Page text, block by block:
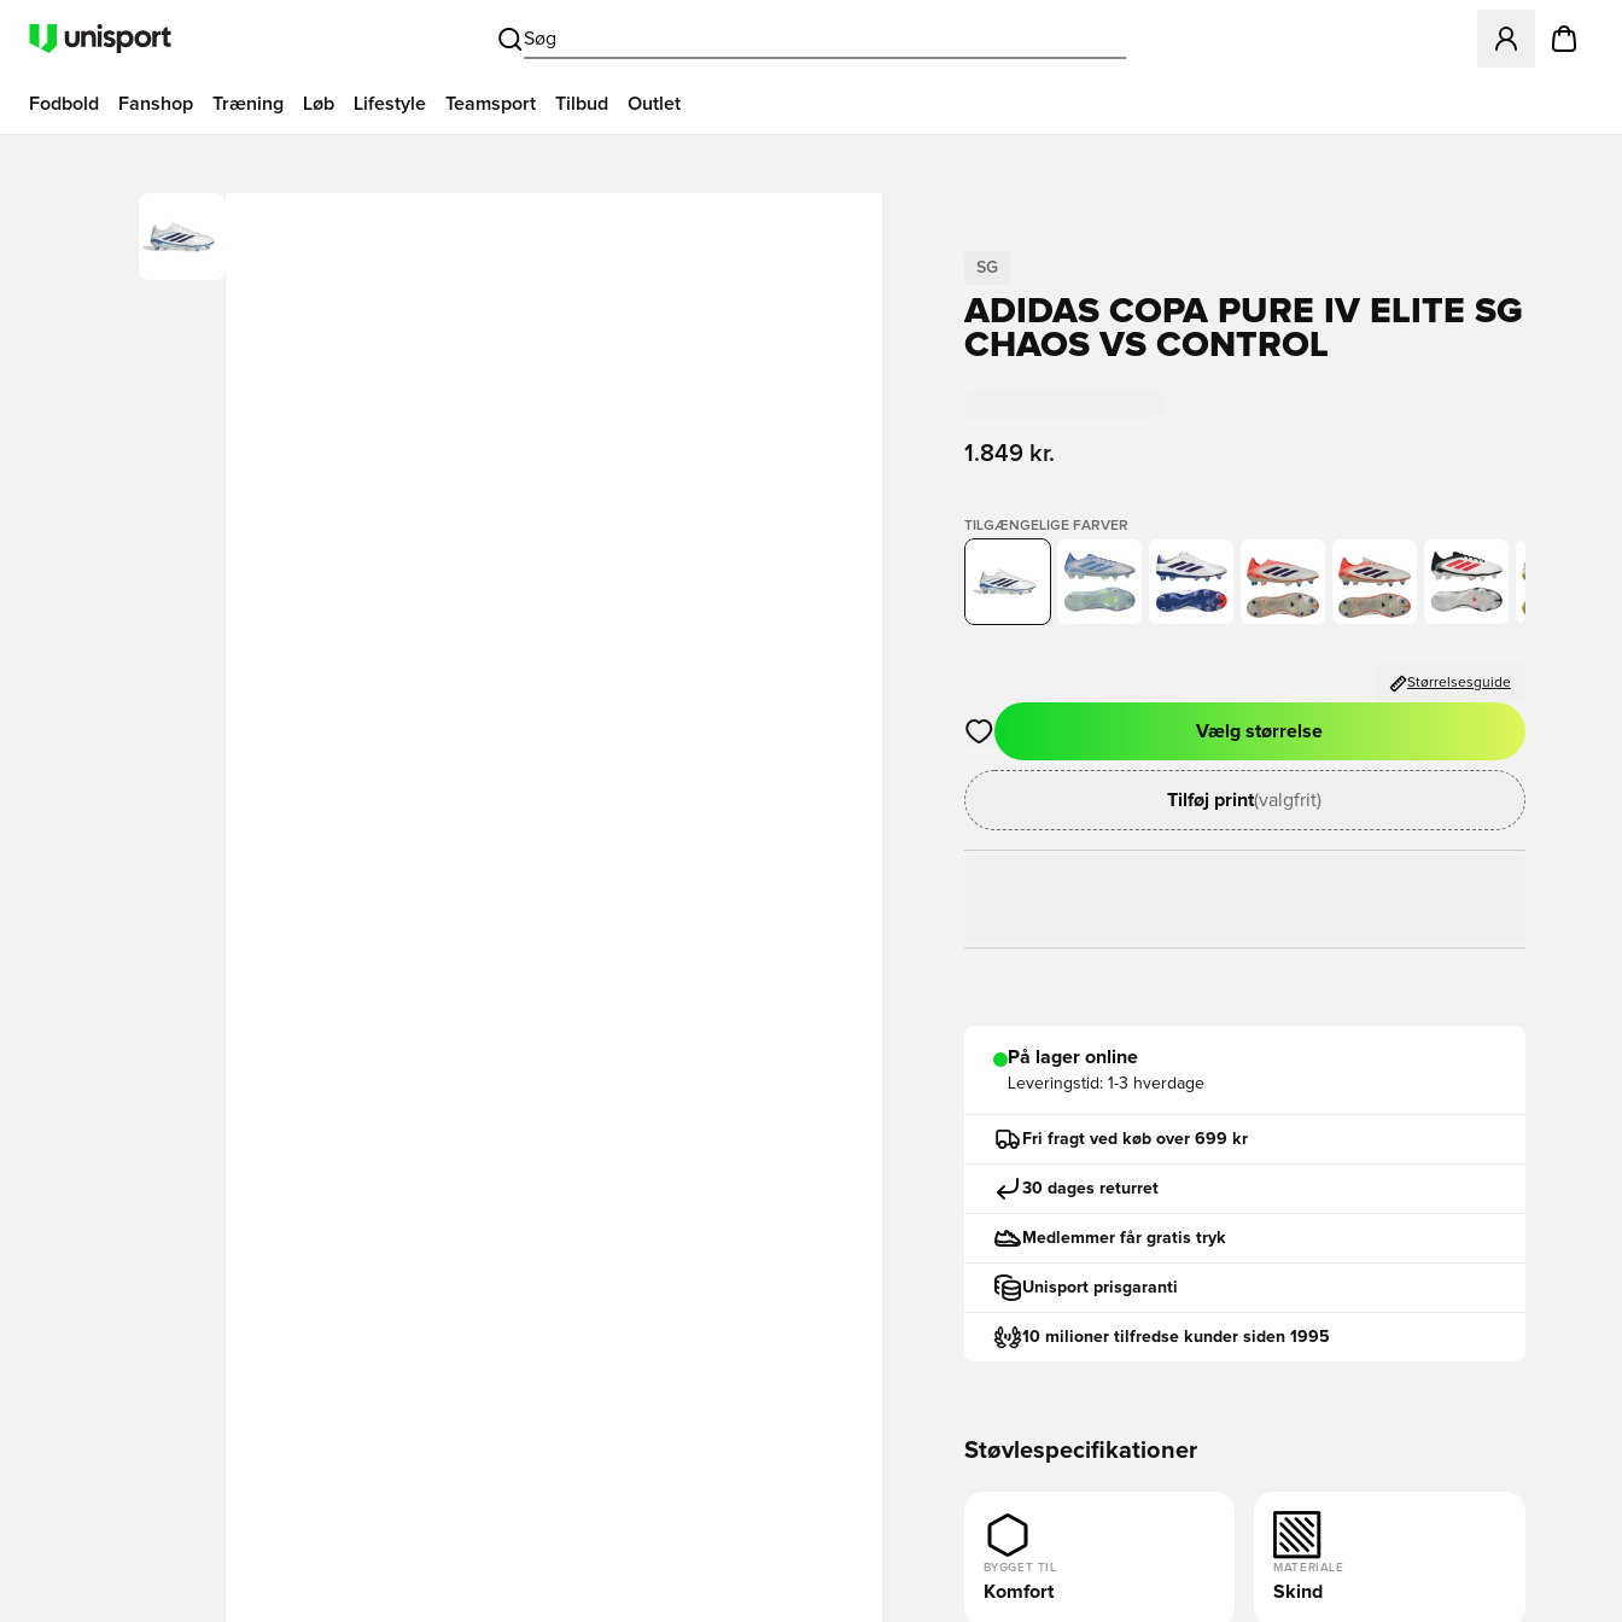
Søg
Åbner en
Fodbold Fanshop Træning Løb Lifestyle Teamsport Tilbud Outlet
SG
ADIDAS COPA PURE IV ELITE SG
CHAOS VS CONTROL
1.849 kr.
TILGÆNGELIGE FARVER
Størrelsesguide
Åbner en Modal til at logge ind eller tilmelde dig som medlem
Vælg størrelse
Tilføj print(valgfrit)
På lager online
Leveringstid: 1-3 hverdage
Fri fragt ved køb over 699 kr
30 dages returret
Medlemmer får gratis tryk
Unisport prisgaranti
10 milioner tilfredse kunder siden 1995
Støvlespecifikationer
BYGGET TIL
Komfort
MATERIALE
Skind